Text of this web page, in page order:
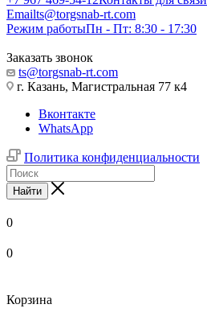
Emailts@torgsnab-rt.com
Режим работыПн - Пт: 8:30 - 17:30
Заказать звонок
ts@torgsnab-rt.com
г. Казань, Магистральная 77 к4
Вконтакте
WhatsApp
Политика конфиденциальности
Найти
0
0
Корзина